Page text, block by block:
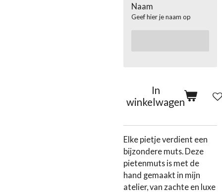
Naam
Geef hier je naam op
In
winkelwagen
Elke pietje verdient een
bijzondere muts. Deze
pietenmuts is met de
hand gemaakt in mijn
atelier, van zachte en luxe